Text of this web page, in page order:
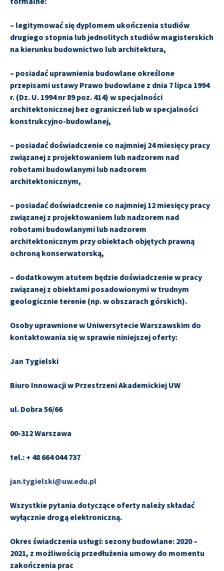
– legitymować się dyplomem ukończenia studiów
drugiego stopnia lub jednolitych studiów magisterskich
na kierunku budownictwo lub architektura,
– posiadać uprawnienia budowlane określone
przepisami ustawy Prawo budowlane z dnia 7 lipca 1994
r. (Dz. U. 1994 nr 89 poz. 414) w specjalności
architektonicznej bez ograniczeń lub w specjalności
konstrukcyjno-budowlanej,
– posiadać doświadczenie co najmniej 24 miesięcy pracy
związanej z projektowaniem lub nadzorem nad
robotami budowlanymi lub nadzorem
architektonicznym,
– posiadać doświadczenie co najmniej 12 miesięcy pracy
związanej z projektowaniem lub nadzorem nad
robotami budowlanymi lub nadzorem
architektonicznym przy obiektach objętych prawną
ochroną konserwatorską,
– dodatkowym atutem będzie doświadczenie w pracy
związanej z obiektami posadowionymi w trudnym
geologicznie terenie (np. w obszarach górskich).
Osoby uprawnione w Uniwersytecie Warszawskim do
kontaktowania się w sprawie niniejszej oferty:
Jan Tygielski
Biuro Innowacji w Przestrzeni Akademickiej UW
ul. Dobra 56/66
00-312 Warszawa
tel.: + 48 664 044 737
jan.tygielski@uw.edu.pl
Wszystkie pytania dotyczące oferty należy składać
wyłącznie drogą elektroniczną.
Okres świadczenia usługi:sezony budowlane: 2020 –
2021, z możliwością przedłużenia umowy do momentu
zakończenia prac